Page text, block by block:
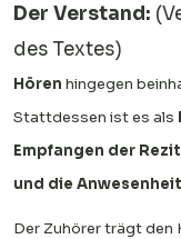
Der Verstand:
des Textes)
Hören hingegen
Stattdessen ist es als
Empfangen der
und die
Der Zuhörer trägt den